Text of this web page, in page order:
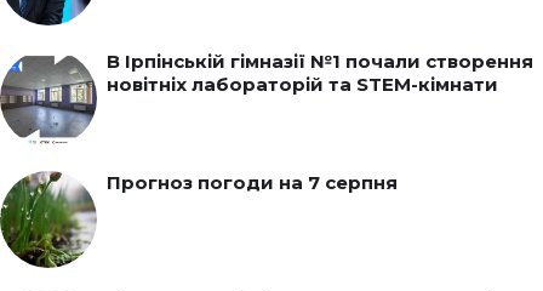
В Ірпінській гімназії №1 почали створення
новітніх лабораторій та STEM-кімнати
Прогноз погоди на 7 серпня